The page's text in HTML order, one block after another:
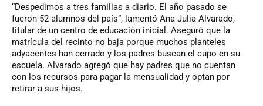
“Despedimos a tres familias a diario. El año pasado se
fueron 52 alumnos del país”, lamentó Ana Julia Alvarado,
titular de un centro de educación inicial. Aseguró que la
matrícula del recinto no baja porque muchos planteles
adyacentes han cerrado y los padres buscan el cupo en su
escuela. Alvarado agregó que hay padres que no cuentan
con los recursos para pagar la mensualidad y optan por
retirar a sus hijos.